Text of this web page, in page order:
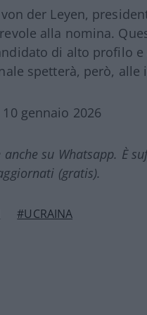
der Leyen,
alla nomina.
di alto profilo
spetterà, però, alle
gennaio 2026
su Whatsapp. È
(gratis).
#UCRAINA